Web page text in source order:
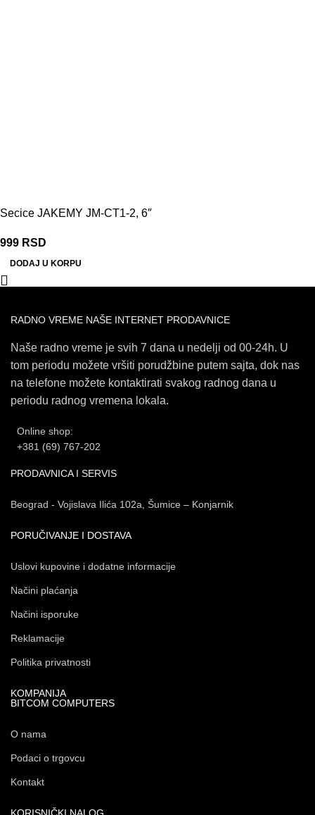
Secice JAKEMY JM-CT1-2, 6″
999 RSD
DODAJ U KORPU
RADNO VREME NAŠE INTERNET PRODAVNICE
Naše radno vreme je svih 7 dana u nedelji od 00-24h. U
tom periodu možete vršiti porudžbine putem sajta, dok nas
na telefone možete kontaktirati svakog radnog dana u
periodu radnog vremena lokala.
Online shop:
+381 (69) 767-202
PRODAVNICA I SERVIS
Beograd - Vojislava Ilića 102a, Šumice – Konjarnik
PORUČIVANJE I DOSTAVA
Uslovi kupovine i dodatne informacije
Načini plaćanja
Načini isporuke
Reklamacije
Politika privatnosti
KOMPANIJA
BITCOM COMPUTERS
O nama
Podaci o trgovcu
Kontakt
KORISNIČKI NALOG